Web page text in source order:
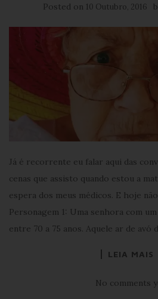
Posted on 10 Outubro, 2016
Já é recorrente eu falar aqui das
cenas que assisto quando estou a
espera dos meus médicos. E hoje
Personagem 1: Uma senhora com
entre 70 a 75 anos. Aquele ar de avó
LEIA MAIS
No comments